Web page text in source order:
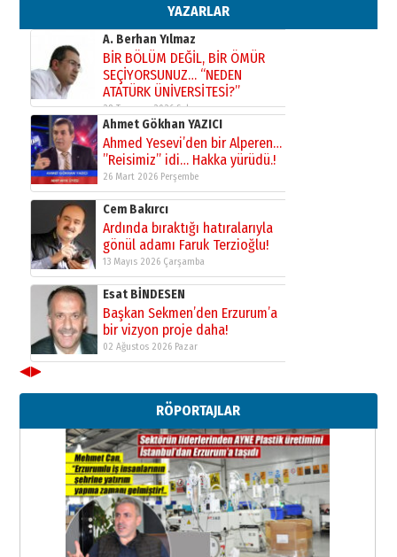
YAZARLAR
A. Berhan Yılmaz
BİR BÖLÜM DEĞİL, BİR ÖMÜR
SEÇİYORSUNUZ… “NEDEN
ATATÜRK ÜNİVERSİTESİ?”
28 Temmuz 2026 Salı
Ahmet Gökhan YAZICI
Ahmed Yesevi’den bir Alperen…
”Reisimiz” idi… Hakka yürüdü.!
26 Mart 2026 Perşembe
Cem Bakırcı
Ardında bıraktığı hatıralarıyla
gönül adamı Faruk Terzioğlu!
13 Mayıs 2026 Çarşamba
Esat BİNDESEN
Başkan Sekmen’den Erzurum’a
bir vizyon proje daha!
02 Ağustos 2026 Pazar
Erzurumspor’un köşe taşları
29 Haziran 2026 Pazartesi
Kenan GÜLERCİ
Murat Şahsuvaroğlu ERKON’da
çıtayı yukarı taşırken,
yönetimdekiler aşağı
çekmemeli!
17 Şubat 2026 SalıOrhan BOZKURT
◀▶
RÖPORTAJLAR